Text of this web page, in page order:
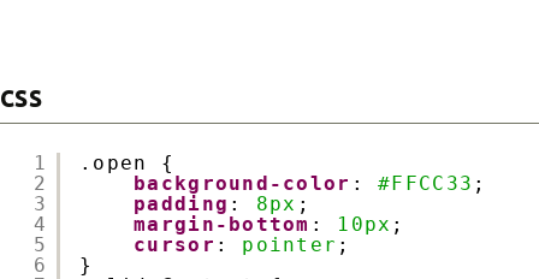
css
1
2
3
4
5
6
.open {
background-color : #FFCC33 ;
padding : 8px ;
margin-bottom : 10px ;
cursor : pointer ;
}